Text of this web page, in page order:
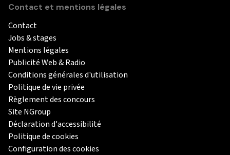
Contact et mentions légales
Contact
Jobs & stages
Mentions légales
Publicité Web & Radio
Conditions générales d'utilisation
Politique de vie privée
Règlement des concours
Site NGroup
Déclaration d'accessibilité
Politique de cookies
Configuration des cookies